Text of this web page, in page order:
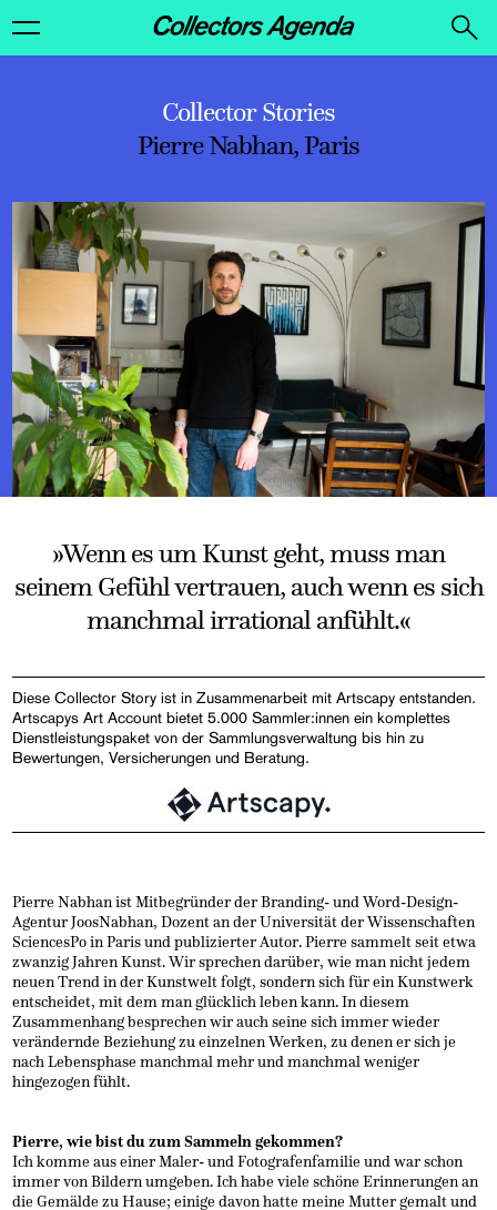
Pierre Nabhan, Paris
Collector Stories
»Wenn es um Kunst geht, muss man
seinem Gefühl vertrauen, auch wenn es sich
manchmal irrational anfühlt.«
Diese Collector Story ist in Zusammenarbeit mit Artscapy entstanden.
Artscapys Art Account bietet 5.000 Sammler:innen ein komplettes
Dienstleistungspaket von der Sammlungsverwaltung bis hin zu
Bewertungen, Versicherungen und Beratung.
Pierre Nabhan ist Mitbegründer der Branding- und Word-Design-
Agentur JoosNabhan, Dozent an der Universität der Wissenschaften
SciencesPo in Paris und publizierter Autor. Pierre sammelt seit etwa
zwanzig Jahren Kunst. Wir sprechen darüber, wie man nicht jedem
neuen Trend in der Kunstwelt folgt, sondern sich für ein Kunstwerk
entscheidet, mit dem man glücklich leben kann. In diesem
Zusammenhang besprechen wir auch seine sich immer wieder
verändernde Beziehung zu einzelnen Werken, zu denen er sich je
nach Lebensphase manchmal mehr und manchmal weniger
hingezogen fühlt.
Pierre, wie bist du zum Sammeln gekommen?
Ich komme aus einer Maler- und Fotografenfamilie und war schon
immer von Bildern umgeben. Ich habe viele schöne Erinnerungen an
die Gemälde zu Hause; einige davon hatte meine Mutter gemalt und